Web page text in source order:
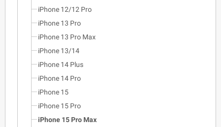
iPhone 12/12 Pro
iPhone 13 Pro
iPhone 13 Pro Max
iPhone 13/14
iPhone 14 Plus
iPhone 14 Pro
iPhone 15
iPhone 15 Pro
iPhone 15 Pro Max